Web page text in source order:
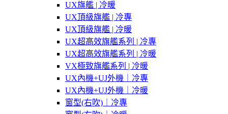
UX旗艦 | 冷暖
UX頂級旗艦 | 冷專
UX頂級旗艦 | 冷暖
UX超高效旗艦系列 | 冷專
UX超高效旗艦系列 | 冷暖
VX極致旗艦系列 | 冷暖
UX內機+UJ外機｜冷專
UX內機+UJ外機｜冷暖
窗型(右吹)｜冷專